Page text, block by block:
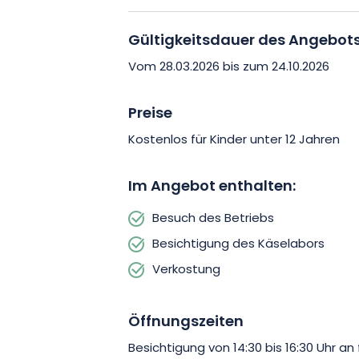
Die Entdeckungsreise wird bei einer
Bauernhofprodukten fortgesetzt.
Geheimnisse der Herstellung vom
Dieser leicht zugängliche und
und große Neugierige auf der Suche
Buchen Sie Ihr Erlebnis beim
Gültigkeitsdauer des
Vom 28.03.2026 bis zum 24.10.2026
Preise
Kostenlos für Kinder unter 12 Jahren
Im Angebot enthalten:
Besuch des Betriebs
Besichtigung des Käselabors
Verkostung
Öffnungszeiten
Besichtigung von 14:30 bis 16:30 Uhr